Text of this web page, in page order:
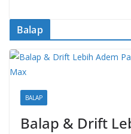
Balap
BALAP
Balap & Drift